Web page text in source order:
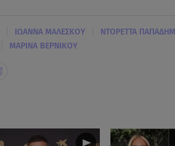
ΙΩΑΝΝΑ ΜΑΛΕΣΚΟΥ ΝΤΟΡΕΤΤΑ
ΜΑΡΙΝΑ ΒΕΡΝΙΚΟΥ